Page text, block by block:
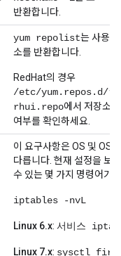
반환합니다.
yum repolist는 사용
소를 반환합니다.
RedHat의 경우
/etc/yum.repos.d/
rhui.repo에서 저장소
여부를 확인하세요.
이 요구사항은 OS 및 OS
다릅니다. 현재 설정을 보
수 있는 몇 가지 명령어가
iptables -nvL
Linux 6.x: 서비스
Linux 7.x: sysctl